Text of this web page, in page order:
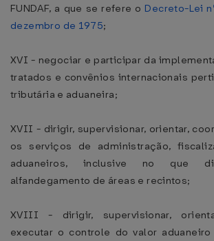
FUNDAF, a que se refere o Decreto-Lei
dezembro de 1975;
XVI - negociar e participar da
tratados e convênios internacionais
tributária e aduaneira;
XVII - dirigir, supervisionar, orientar,
os serviços de administração,
aduaneiros, inclusive no que
alfandegamento de áreas e recintos;
XVIII - dirigir, supervisionar,
executar o controle do valor